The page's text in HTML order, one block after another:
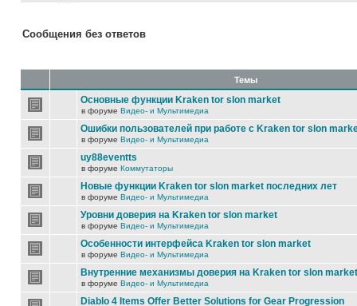
Сообщения без ответов
Темы
Основные функции Kraken tor slon market
в форуме Видео- и Мультимедиа
Ошибки пользователей при работе с Kraken tor slon
в форуме Видео- и Мультимедиа
uy88eventts
в форуме Коммутаторы
Новые функции Kraken tor slon market последних лет
в форуме Видео- и Мультимедиа
Уровни доверия на Kraken tor slon market
в форуме Видео- и Мультимедиа
Особенности интерфейса Kraken tor slon market
в форуме Видео- и Мультимедиа
Внутренние механизмы доверия на Kraken tor slon market
в форуме Видео- и Мультимедиа
Diablo 4 Items Offer Better Solutions for Gear Progression